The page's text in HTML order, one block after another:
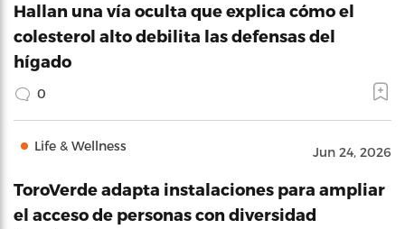
Hallan una vía oculta que explica cómo el
colesterol alto debilita las defensas del
hígado
0
Life & Wellness Jun 24, 2026
ToroVerde adapta instalaciones para ampliar
el acceso de personas con diversidad